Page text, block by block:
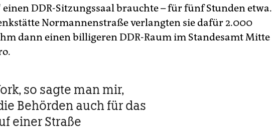
einen DDR-Sitzungssaal brauchte – für fünf Stunden etwa.
Normannenstraße verlangten sie dafür 2.000
dann einen billigeren DDR-Raum im Standesamt Mitte
so sagte man mir,
Behörden auch für das
einer Straße